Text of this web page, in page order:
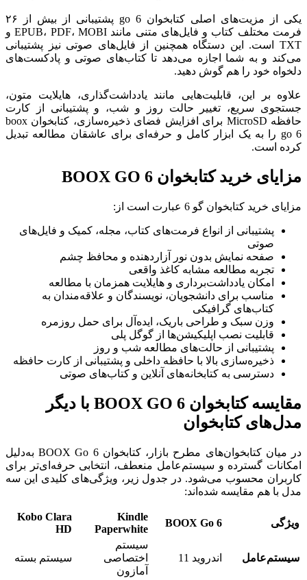
یکی از مزیت‌های اصلی کتابخوان go 6 پشتیبانی از بیش از ۲۶
فرمت مختلف کتاب و فایل‌های متنی مانند EPUB، PDF، MOBI و
TXT است. این دستگاه همچنین از فایل‌های صوتی نیز پشتیبانی
می‌کند و به شما اجازه می‌دهد تا کتاب‌های صوتی و پادکست‌های
دلخواه خود را هم گوش دهید.
علاوه بر این، قابلیت‌هایی مانند یادداشت‌گذاری، هایلایت متون،
جستجوی سریع، تغییر حالت روز و شب، و پشتیبانی از کارت
حافظه MicroSD برای افزایش فضای ذخیره‌سازی، کتابخوان boox
go 6 را به یک ابزار کامل و حرفه‌ای برای عاشقان مطالعه تبدیل
کرده است.
مزایای خرید کتابخوان BOOX GO 6
مزایای خرید کتابخوان گو 6 عبارت است از:
پشتیبانی از انواع فرمت‌های کتاب، مجله، کمیک و فایل‌های
صوتی
صفحه نمایش بدون نور آزاردهنده و محافظ چشم
تجربه مطالعه مشابه کاغذ واقعی
امکان یادداشت‌برداری و هایلایت همزمان با مطالعه
مناسب برای دانشجویان، نویسندگان و علاقه‌مندان به
کتاب‌های گرافیکی
وزن سبک و طراحی باریک، ایده‌آل برای حمل روزمره
قابلیت نصب اپلیکیشن‌ها از گوگل پلی
پشتیبانی از حالت‌های مطالعه شب و روز
ذخیره‌سازی بالا با حافظه داخلی و پشتیبانی از کارت حافظه
دسترسی به کتابخانه‌های آنلاین و کتاب‌های صوتی
مقایسه کتابخوان BOOX GO 6 با دیگر
مدل‌های کتابخوان
در میان کتابخوان‌های مطرح بازار، کتابخوان BOOX Go 6 به‌دلیل
امکانات گسترده و سیستم‌عامل منعطف، انتخابی حرفه‌ای‌تر برای
کاربران محسوب می‌شود. در جدول زیر، ویژگی‌های کلیدی این سه
مدل با هم مقایسه شده‌اند:
ویژگی BOOX Go 6
Kindle
Paperwhite
Kobo Clara
HD
سیستم‌عامل اندروید 11
سیستم
اختصاصی
آمازون
سیستم بسته